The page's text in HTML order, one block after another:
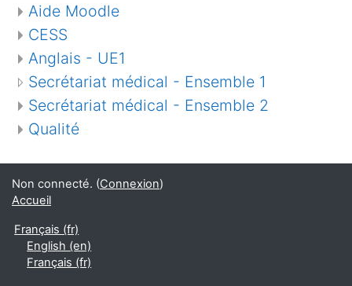
Aide Moodle
CESS
Anglais - UE1
Secrétariat médical - Ensemble 1
Secrétariat médical - Ensemble 2
Qualité
Non connecté. (Connexion)
Accueil
Français ‎(fr)‎
English ‎(en)‎
Français ‎(fr)‎